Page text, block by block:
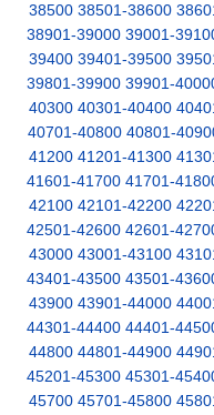
38500 38501-38600
38901-39000 39001-
39400 39401-39500
39801-39900 39901-
40300 40301-40400
40701-40800 40801-
41200 41201-41300
41601-41700 41701-
42100 42101-42200
42501-42600 42601-
43000 43001-43100
43401-43500 43501-
43900 43901-44000
44301-44400 44401-
44800 44801-44900
45201-45300 45301-
45700 45701-45800